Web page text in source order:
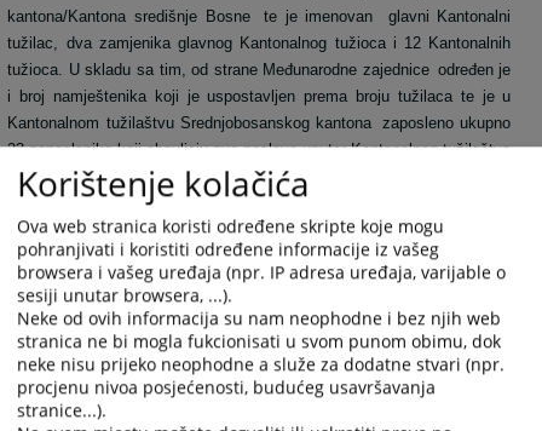
kantona/Kantona središnje Bosne
te je imenovan
glavni Kantonalni
tužilac, dva zamjenika glavnog Kantonalnog tužioca i 12 Kantonalnih
tužioca. U skladu sa tim, od strane Međunarodne zajednice određen je
i broj namještenika koji je uspostavljen prema broju tužilaca te je u
Kantonalnom tužilaštvu Srednjobosanskog kantona
zaposleno ukupno
23 zaposlenika koji obavljaju sve poslove unutar Kantonalnog tužilaštva
Sjedište Kantonalnog tužilaštva uspostavljeno je u Travniku .
Osnovna funkcija Kantonalnog tužilaštva Srednjobosanskog kantona
kao samostalnog državnog organa, jeste da preduzima Zakonom
propisane mjere protiv počinilaca krivičnih djela i obavljanje drugih
poslova određenih Zakonom.
Reforme izvršene u oblasti krivičnog zakonodavstva pred Kantonalno
tužilaštvo su stavile mnoge zadatke i obaveze, te odredile drugačiju
Korištenje kolačića
Ova web stranica koristi određene skripte koje mogu
pohranjivati i koristiti određene informacije iz vašeg
browsera i vašeg uređaja (npr. IP adresa uređaja, varijable o
sesiji unutar browsera, ...).
Neke od ovih informacija su nam neophodne i bez njih web
stranica ne bi mogla fukcionisati u svom punom obimu, dok
neke nisu prijeko neophodne a služe za dodatne stvari (npr.
procjenu nivoa posjećenosti, budućeg usavršavanja
stranice...).